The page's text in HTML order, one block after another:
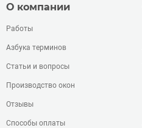
О компании
Работы
Азбука терминов
Статьи и вопросы
Производство окон
Отзывы
Способы оплаты